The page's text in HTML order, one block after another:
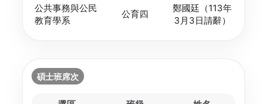
公共事務與公民
教育學系
公育四
鄭國廷（113年
3月3日請辭）
碩士班席次